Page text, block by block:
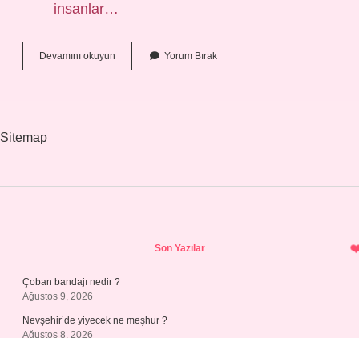
insanlar…
Devamını okuyun
Balığı
Yorum Bırak
Sitemap
Son Yazılar
Çoban bandajı nedir ?
Ağustos 9, 2026
Nevşehir’de yiyecek ne meşhur ?
Ağustos 8, 2026